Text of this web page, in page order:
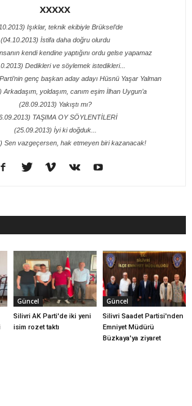
XXXXX
Işıklar, teknik ekibiyle Brüksel’de
(04.10.2013) İstifa daha doğru olurdu
kendi kendine yaptığını ordu gelse yapamaz
Dedikleri ve söylemek istedikleri...
genç başkan aday adayı Hüsnü Yaşar Yalman
Arkadaşım, yoldaşım, canım eşim İlhan Uygun’a
(28.09.2013) Yakıştı mı?
TAŞIMA OY SÖYLENTİLERİ
(25.09.2013) İyi ki doğduk...
Sen vazgeçersen, hak etmeyen biri kazanacak!
Güncel
Silivri AK Parti'de iki yeni
isim rozet taktı
Güncel
Silivri Saadet Partisi'nden
Emniyet Müdürü
Büzkaya'ya ziyaret